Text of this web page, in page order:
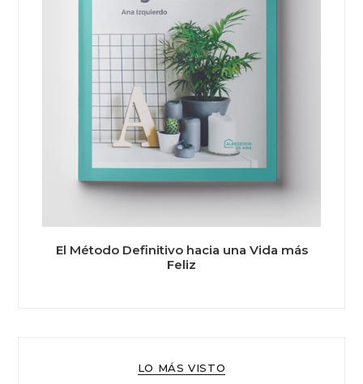
El Método Definitivo hacia una Vida más
Feliz
LO MÁS VISTO